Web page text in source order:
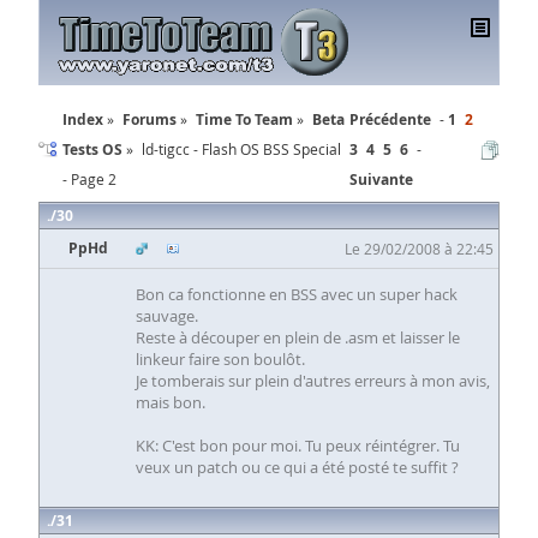
Index Forums Time To Team
Beta
Tests OS
ld-tigcc - Flash OS BSS Special
- Page 2
Précédente 1 2
3 4 5 6
Suivante
30
PpHd
Le 29/02/2008 à 22:45
Bon ca fonctionne en BSS avec un super hack
sauvage.
Reste à découper en plein de .asm et laisser le
linkeur faire son boulôt.
Je tomberais sur plein d'autres erreurs à mon avis,
mais bon.
KK: C'est bon pour moi. Tu peux réintégrer. Tu
veux un patch ou ce qui a été posté te suffit ?
31